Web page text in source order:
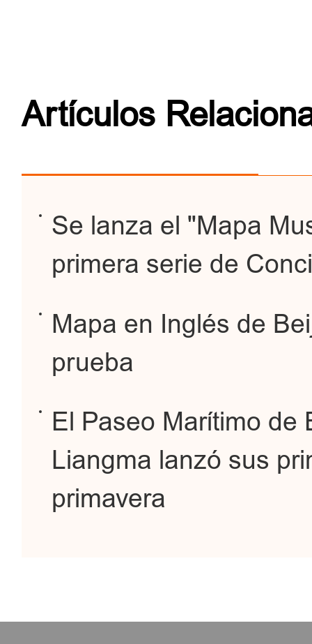
Artículos
Se lanza el "Mapa
primera serie de
Mapa en Inglés de
prueba
El Paseo Marítimo de
Liangma lanzó sus
primavera